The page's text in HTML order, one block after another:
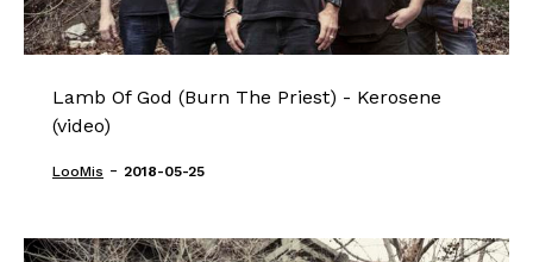
Lamb Of God (Burn The Priest) - Kerosene
(video)
LooMis - 2018-05-25